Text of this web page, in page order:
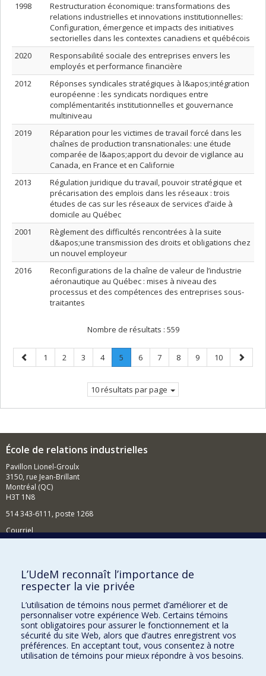
1998
Restructuration économique: transformations des
relations industrielles et innovations institutionnelles:
Configuration, émergence et impacts des initiatives
sectorielles dans les contextes canadiens et québécois
2020
Responsabilité sociale des entreprises envers les
employés et performance financière
2012
Réponses syndicales stratégiques à l&apos;intégration
européenne : les syndicats nordiques entre
complémentarités institutionnelles et gouvernance
multiniveau
2019
Réparation pour les victimes de travail forcé dans les
chaînes de production transnationales: une étude
comparée de l&apos;apport du devoir de vigilance au
Canada, en France et en Californie
2013
Régulation juridique du travail, pouvoir stratégique et
précarisation des emplois dans les réseaux : trois
études de cas sur les réseaux de services d’aide à
domicile au Québec
2001
Règlement des difficultés rencontrées à la suite
d&apos;une transmission des droits et obligations chez
un nouvel employeur
2016
Reconfigurations de la chaîne de valeur de l’industrie
aéronautique au Québec : mises à niveau des
processus et des compétences des entreprises sous-
traitantes
Nombre de résultats : 559
Page
précédente
Page
1 Page
2 Page
3 Page
4 Page
5
Page
Page
6 Page
7 Page
8 Page
9 Page
10
Page
10 résultats par page
École de relations industrielles
Pavillon Lionel-Groulx
3150, rue Jean-Brillant
Montréal (QC)
H3T 1N8
514 343-6111, poste 1268
Courriel
Comment soutenir l'École?
BESOIN D'AIDE?
Plan du site
Signaler une erreur
Accessibilité
FACULTÉ DES ARTS ET DES SCIENCES
L’UdeM reconnaît l’importance de
respecter la vie privée
L’utilisation de témoins nous permet d’améliorer et de
personnaliser votre expérience Web. Certains témoins
sont obligatoires pour assurer le fonctionnement et la
sécurité du site Web, alors que d’autres enregistrent vos
préférences. En acceptant tout, vous consentez à notre
utilisation de témoins pour mieux répondre à vos besoins.